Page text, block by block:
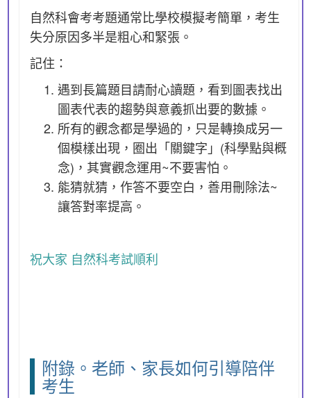
自然科會考考題通常比學校模擬考簡單，考生
失分原因多半是粗心和緊張。
記住：
遇到長篇題目請耐心讀題，看到圖表找出
圖表代表的趨勢與意義抓出要的數據。
所有的觀念都是學過的，只是轉換成另一
個模樣出現，圈出「關鍵字」(科學點與概
念)，其實觀念運用~不要害怕。
能猜就猜，作答不要空白，善用刪除法~
讓答對率提高。
祝大家 自然科考試順利
附錄。老師、家長如何引導陪伴
考生